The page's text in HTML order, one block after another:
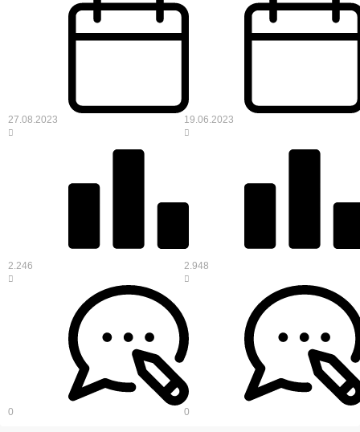
27.08.2023
2.246
0
19.06.2023
2.948
0